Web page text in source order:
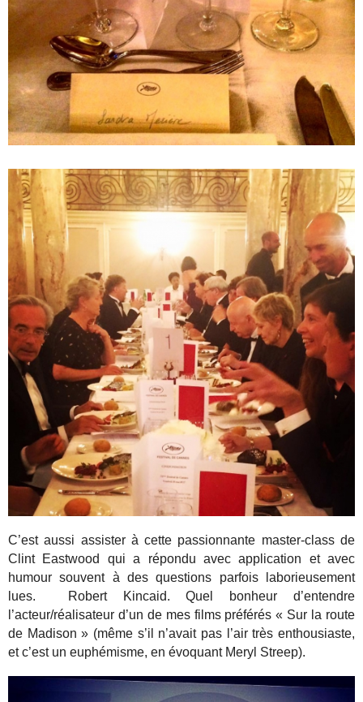
C’est aussi assister à cette passionnante master-class de
Clint Eastwood qui a répondu avec application et avec
humour souvent à des questions parfois laborieusement
lues. Robert Kincaid. Quel bonheur d’entendre
l’acteur/réalisateur d’un de mes films préférés « Sur la route
de Madison » (même s’il n’avait pas l’air très enthousiaste,
et c’est un euphémisme, en évoquant Meryl Streep).